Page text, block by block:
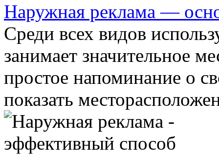
Наружная реклама —
Среди всех видов
занимает значительное
простое напоминание о
показать